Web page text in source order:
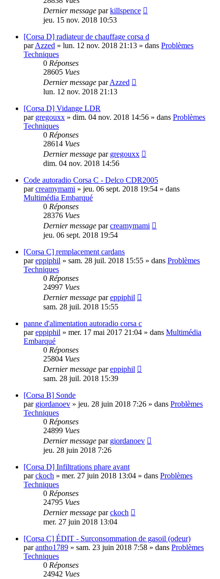
Dernier message parkillspence
jeu. 15 nov. 2018 10:53
[Corsa D] radiateur de chauffage corsa d
parAzzed » lun. 12 nov. 2018 21:13 » dans Problèmes
Techniques
0 Réponses
28605 Vues
Dernier message parAzzed
lun. 12 nov. 2018 21:13
[Corsa D] Vidange LDR
par gregouxx » dim. 04 nov. 2018 14:56 » dans Problèmes
Techniques
0 Réponses
28614 Vues
Dernier message par gregouxx
dim. 04 nov. 2018 14:56
Code autoradio Corsa C - Delco CDR2005
parcreamymami » jeu. 06 sept. 2018 19:54 » dans
Multimédia Embarqué
0 Réponses
28376 Vues
Dernier message parcreamymami
jeu. 06 sept. 2018 19:54
[Corsa C] remplacement cardans
pareppiphil » sam. 28 juil. 2018 15:55 » dans Problèmes
Techniques
0 Réponses
24997 Vues
Dernier message pareppiphil
sam. 28 juil. 2018 15:55
panne d'alimentation autoradio corsa c
pareppiphil » mer. 17 mai 2017 21:04 » dans Multimédia
Embarqué
0 Réponses
25804 Vues
Dernier message pareppiphil
sam. 28 juil. 2018 15:39
[Corsa B] Sonde
par giordanoev » jeu. 28 juin 2018 7:26 » dans Problèmes
Techniques
0 Réponses
24899 Vues
Dernier message par giordanoev
jeu. 28 juin 2018 7:26
[Corsa D] Infiltrations phare avant
parckoch » mer. 27 juin 2018 13:04 » dans Problèmes
Techniques
0 Réponses
24795 Vues
Dernier message parckoch
mer. 27 juin 2018 13:04
[Corsa C] ÉDIT - Surconsommation de gasoil (odeur)
parantho1789 » sam. 23 juin 2018 7:58 » dans Problèmes
Techniques
0 Réponses
24942 Vues